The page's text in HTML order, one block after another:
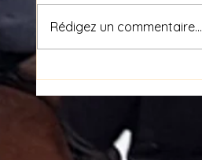
Rédigez un commentaire...